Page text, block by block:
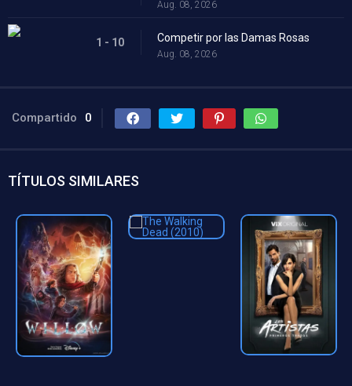
Aug. 08, 2026
1 - 10 Competir por las Damas Rosas
Aug. 08, 2026
Compartido 0
TÍTULOS SIMILARES